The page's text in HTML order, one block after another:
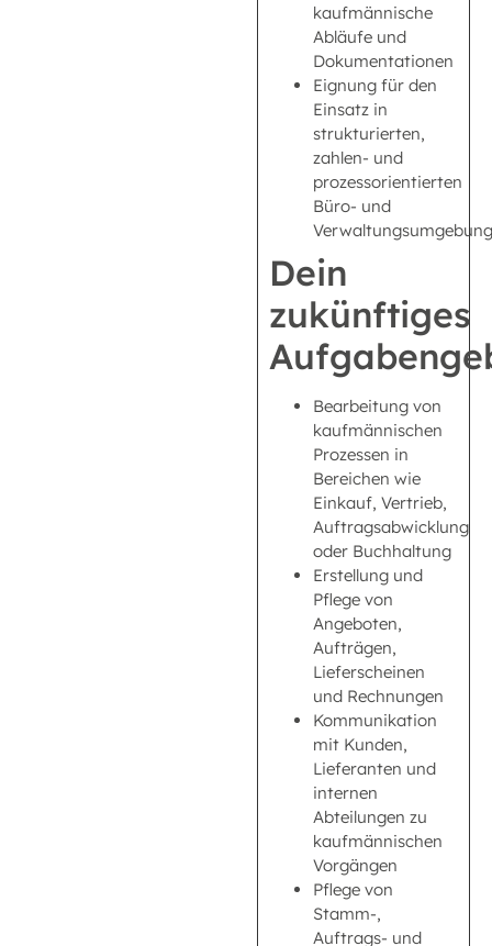
kaufmännische
Abläufe und
Dokumentationen
Eignung für den
Einsatz in
strukturierten,
zahlen- und
prozessorientierten
Büro- und
Dein
zukünftiges
Bearbeitung von
kaufmännischen
Prozessen in
Bereichen wie
Einkauf, Vertrieb,
Auftragsabwicklung
oder Buchhaltung
Erstellung und
Pflege von
Angeboten,
Aufträgen,
Lieferscheinen
und Rechnungen
Kommunikation
mit Kunden,
Lieferanten und
internen
Abteilungen zu
kaufmännischen
Vorgängen
Pflege von
Stamm-,
Auftrags- und